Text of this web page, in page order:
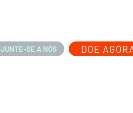
JUNTE-SE A NÓS DOE